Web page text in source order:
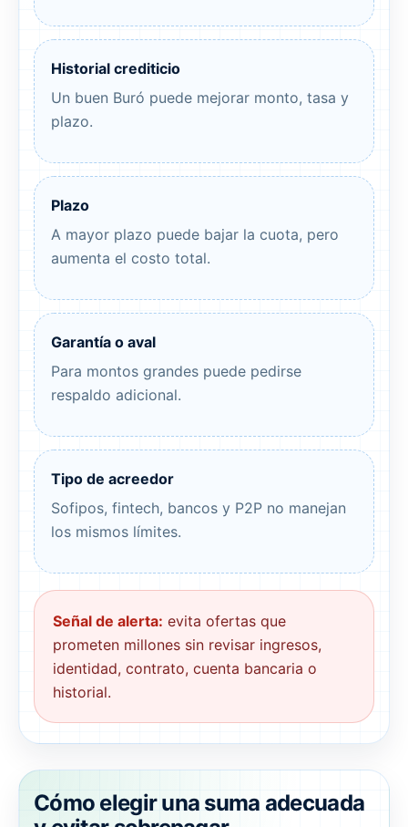
Historial crediticio
Un buen Buró puede mejorar monto, tasa y
plazo.
Plazo
A mayor plazo puede bajar la cuota, pero
aumenta el costo total.
Garantía o aval
Para montos grandes puede pedirse
respaldo adicional.
Tipo de acreedor
Sofipos, fintech, bancos y P2P no manejan
los mismos límites.
Señal de alerta: evita ofertas que
prometen millones sin revisar ingresos,
identidad, contrato, cuenta bancaria o
historial.
Cómo elegir una suma adecuada